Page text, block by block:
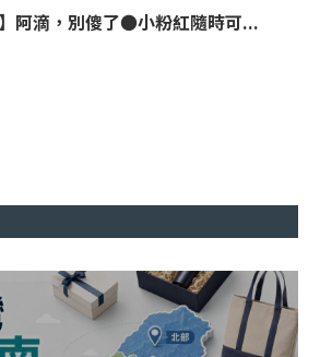
】阿滴，別傻了●小粉紅隨時可...